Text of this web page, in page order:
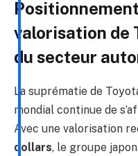
valorisation de
du secteur
La suprématie de
mondial continue de
Avec une valorisation
dollars, le groupe